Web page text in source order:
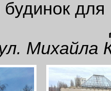
для
Михайла